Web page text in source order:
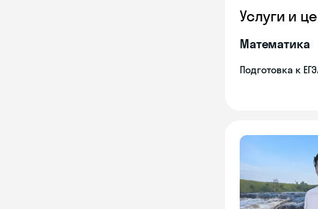
Услуги и
Математика
Подготовка к